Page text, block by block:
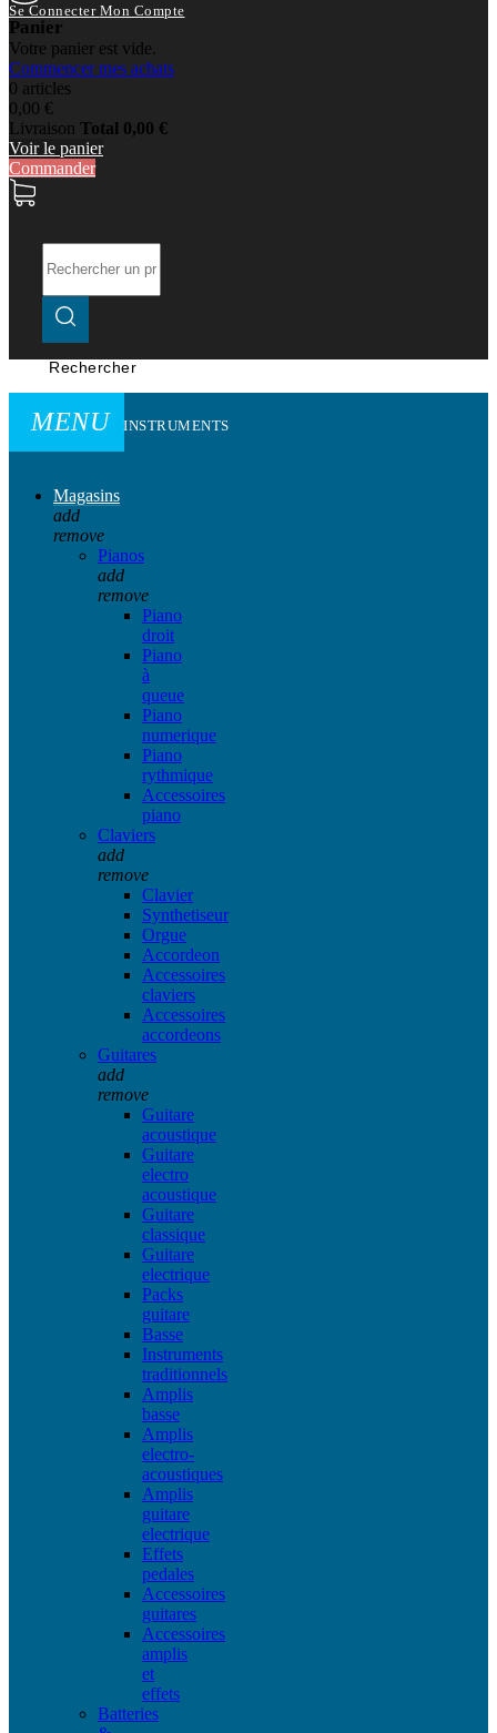
Se Connecter Mon Compte
Panier
Votre panier est vide.
Commencer mes achats
0 articles
0,00 €
Livraison Total 0,00 €
Voir le panier
Commander
Rechercher
MENU INSTRUMENTS
Magasins
add
remove
Pianos
add
remove
Piano
droit
Piano
à
queue
Piano
numerique
Piano
rythmique
Accessoires
piano
Claviers
add
remove
Clavier
Synthetiseur
Orgue
Accordeon
Accessoires
claviers
Accessoires
accordeons
Guitares
add
remove
Guitare
acoustique
Guitare
electro
acoustique
Guitare
classique
Guitare
electrique
Packs
guitare
Basse
Instruments
traditionnels
Amplis
basse
Amplis
electro-
acoustiques
Amplis
guitare
electrique
Effets
pedales
Accessoires
guitares
Accessoires
amplis
et
effets
Batteries